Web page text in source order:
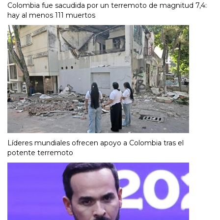
Colombia fue sacudida por un terremoto de magnitud 7,4:
hay al menos 111 muertos
Líderes mundiales ofrecen apoyo a Colombia tras el
potente terremoto